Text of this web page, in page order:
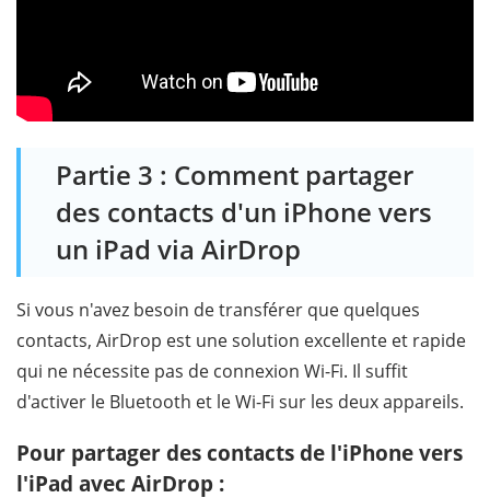
Partie 3 : Comment partager
des contacts d'un iPhone vers
un iPad via AirDrop
Si vous n'avez besoin de transférer que quelques
contacts, AirDrop est une solution excellente et rapide
qui ne nécessite pas de connexion Wi-Fi. Il suffit
d'activer le Bluetooth et le Wi-Fi sur les deux appareils.
Pour partager des contacts de l'iPhone vers
l'iPad avec AirDrop :